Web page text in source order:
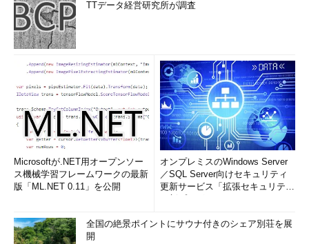
TTデータ経営研究所が調査
Microsoftが.NET用オープンソー
ス機械学習フレームワークの最新
版「ML.NET 0.11」を公開
オンプレミスのWindows Server
／SQL Server向けセキュリティ
更新サービス「拡張セキュリティ
全国の絶景ポイントにサウナ付きのシェア別荘を展
開